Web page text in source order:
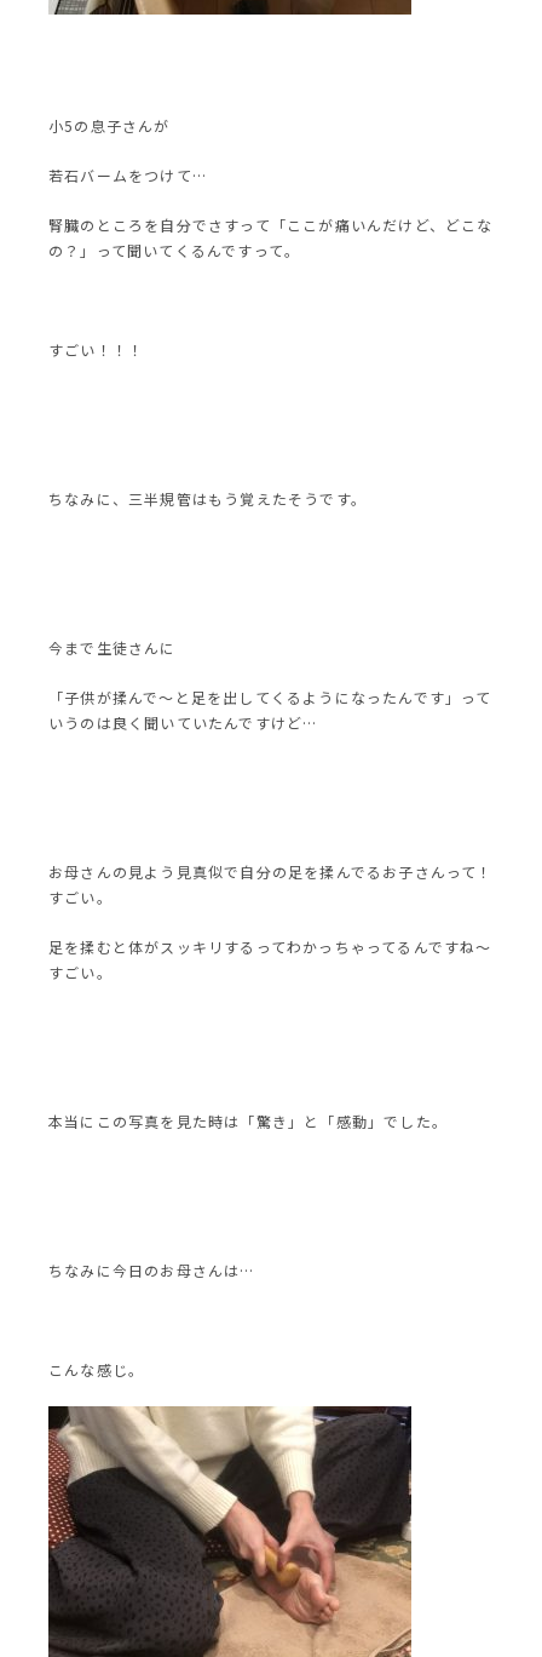
小5の息子さんが
若石バームをつけて…
腎臓のところを自分でさすって「ここが痛いんだけど、どこな
の？」って聞いてくるんですって。
すごい！！！
ちなみに、三半規管はもう覚えたそうです。
今まで生徒さんに
「子供が揉んで〜と足を出してくるようになったんです」って
いうのは良く聞いていたんですけど…
お母さんの見よう見真似で自分の足を揉んでるお子さんって！
すごい。
足を揉むと体がスッキリするってわかっちゃってるんですね〜
すごい。
本当にこの写真を見た時は「驚き」と「感動」でした。
ちなみに今日のお母さんは…
こんな感じ。